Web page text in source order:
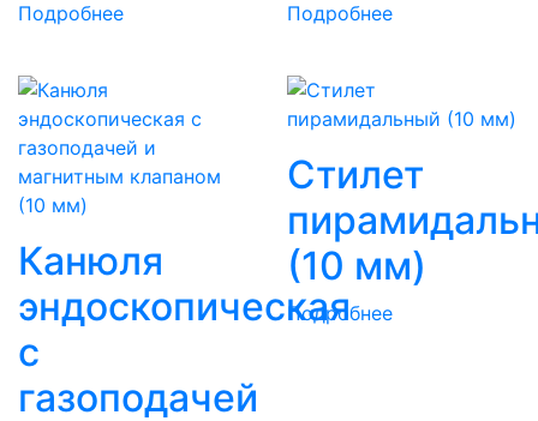
Подробнее Подробнее
Канюля
эндоскопическая
с
газоподачей
Cтилет
(10 мм)
Подробнее